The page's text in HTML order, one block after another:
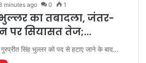
minutes ago 0 1
का तबादला, जंतर-
पर सियासत तेज;…
सिंह भुल्लर को पद से हटाए जाने के बाद…